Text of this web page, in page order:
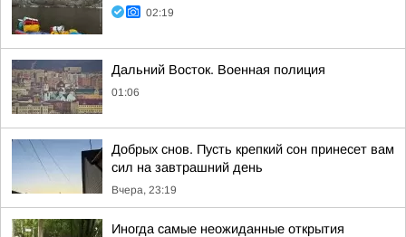
02:19
Дальний Восток. Военная полиция
01:06
Добрых снов. Пусть крепкий сон принесет вам
сил на завтрашний день
Вчера, 23:19
Иногда самые неожиданные открытия